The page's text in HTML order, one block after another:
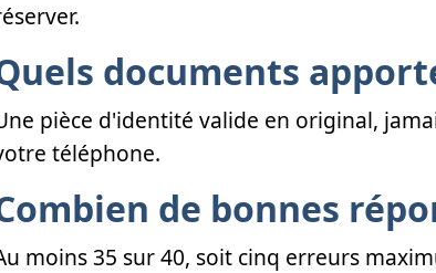
documents
pièce d'identité valide en original,
téléphone.
de bonnes
moins 35 sur 40, soit cinq erreurs